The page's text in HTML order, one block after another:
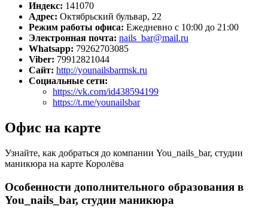
Индекс: 141070
Адрес: Октябрьский бульвар, 22
Режим работы офиса: Ежедневно с 10:00 до 21:00
Электронная почта: nails_bar@mail.ru
Whatsapp: 79262703085
Viber: 79912821044
Сайт: http://younailsbarmsk.ru
Социальные сети:
https://vk.com/id438594199
https://t.me/younailsbar
Офис на карте
Узнайте, как добраться до компании You_nails_bar, студии
маникюра на карте Королёва
Особенности дополнительного образования в
You_nails_bar, студии маникюра